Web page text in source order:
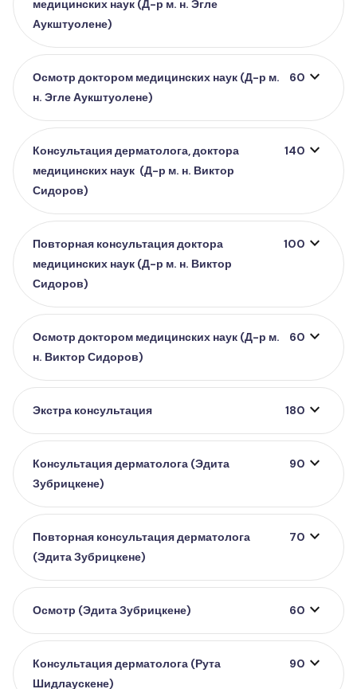
медицинских наук (Д-р м. н. Эгле
Аукштуолене)
Осмотр доктором медицинских наук (Д-р м.
н. Эгле Аукштуолене)
60 expand_more
Консультация дерматолога, доктора
медицинских наук (Д-р м. н. Виктор
Сидоров)
140 expand_more
Повторная консультация доктора
медицинских наук (Д-р м. н. Виктор
Сидоров)
100 expand_more
Осмотр доктором медицинских наук (Д-р м.
н. Виктор Сидоров)
60 expand_more
Экстра консультация 180 expand_more
Консультация дерматолога (Эдита
Зубрицкене)
90 expand_more
Повторная консультация дерматолога
(Эдита Зубрицкене)
70 expand_more
Осмотр (Эдита Зубрицкене) 60 expand_more
Консультация дерматолога (Рута
Шидлаускене)
90 expand_more